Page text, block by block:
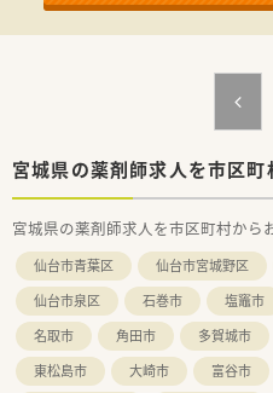
宮城県の薬剤師求人を市区町
宮城県の薬剤師求人を市区町村から
仙台市青葉区 仙台市宮城野区
仙台市泉区
石巻市 塩竈市
名取市
角田市 多賀城市
東松島市
大崎市 富谷市